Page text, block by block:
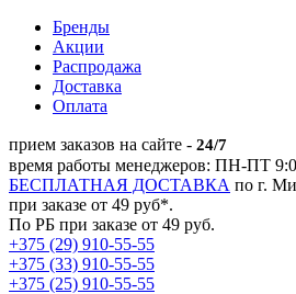
Бренды
Акции
Распродажа
Доставка
Оплата
прием заказов на сайте - 24/7
время работы менеджеров: ПН-ПТ
БЕСПЛАТНАЯ ДОСТАВКА по г.
при заказе от 49 руб*.
По РБ при заказе от 49 руб.
+375 (29) 910-55-55
+375 (33) 910-55-55
+375 (25) 910-55-55